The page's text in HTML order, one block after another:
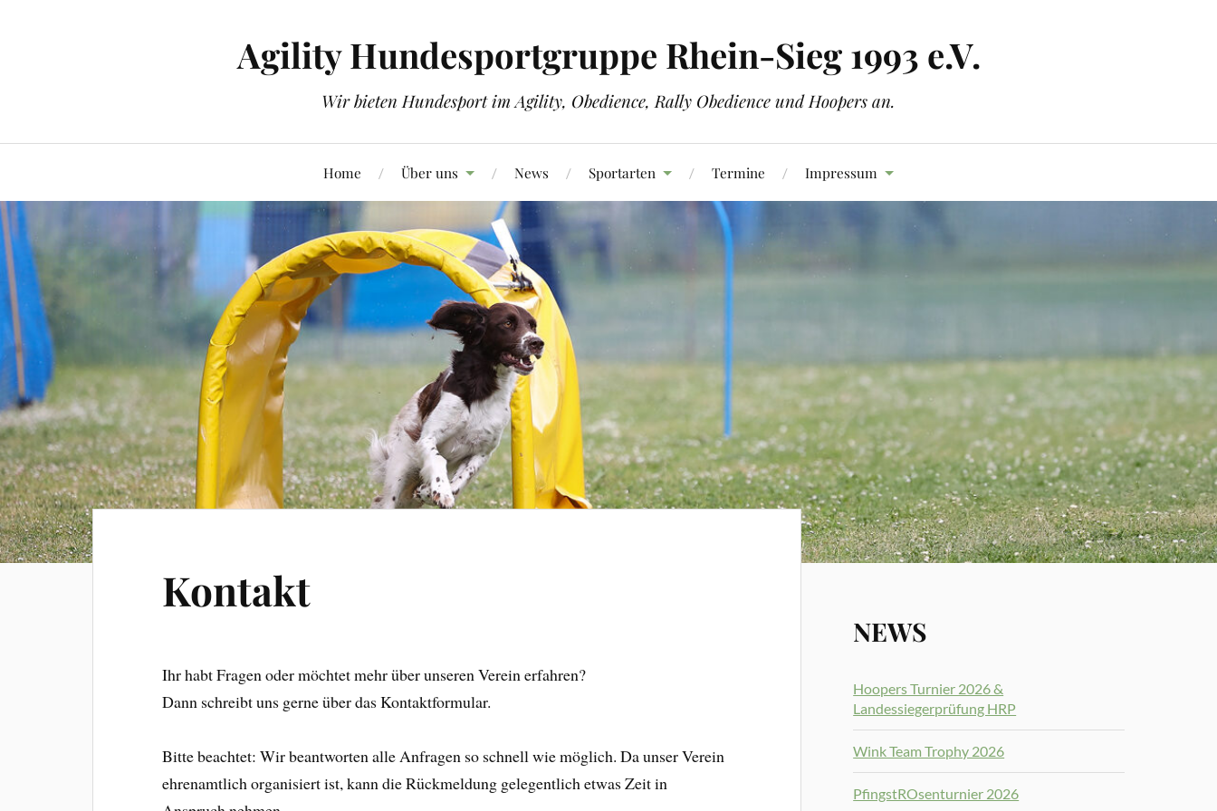
Agility Hundesportgruppe Rhein-Sieg 1993 e.V.
Wir bieten Hundesport im Agility, Obedience, Rally Obedience und Hoopers an.
Home Über uns News Sportarten Termine Impressum
Kontakt
Ihr habt Fragen oder möchtet mehr über unseren Verein erfahren?
Dann schreibt uns gerne über das Kontaktformular.
Bitte beachtet: Wir beantworten alle Anfragen so schnell wie möglich. Da unser Verein
ehrenamtlich organisiert ist, kann die Rückmeldung gelegentlich etwas Zeit in
NEWS
Hoopers Turnier 2026 &
Landessiegerprüfung HRP
Wink Team Trophy 2026
PfingstROsenturnier 2026